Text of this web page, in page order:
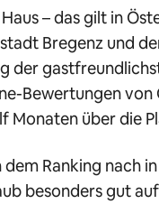
– das gilt in
Bregenz und
der
Bewertungen
Monaten über die
dem Ranking nach
besonders gut